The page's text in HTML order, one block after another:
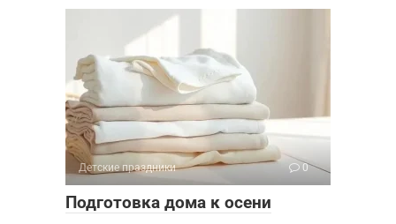
Детские праздники 0
Подготовка дома к осени